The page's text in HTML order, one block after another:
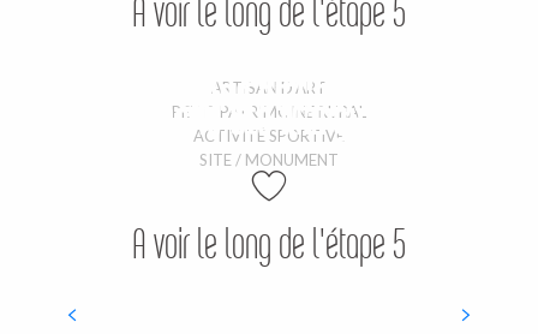
A voir le long de l'étape 5
Filature Fonty
ARTISAN D'ART
Villa gallo-romaine de Coux
PETIT PATRIMOINE RURAL
Etang de Coux
ACTIVITÉ SPORTIVE
Chapelle Ste Marguerite
SITE / MONUMENT
A voir le long de l'étape 5
Filature Fonty